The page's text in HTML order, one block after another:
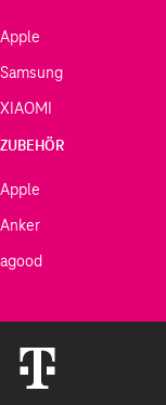
Apple
Samsung
XIAOMI
ZUBEHÖR
Apple
Anker
agood